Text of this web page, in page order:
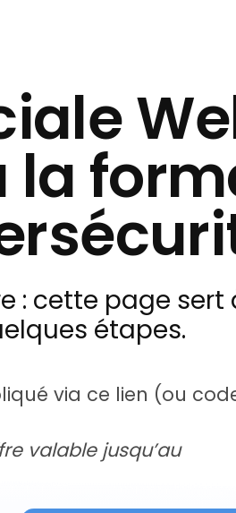
la
: cette page sert
étapes.
via ce lien (ou
valable jusqu’au